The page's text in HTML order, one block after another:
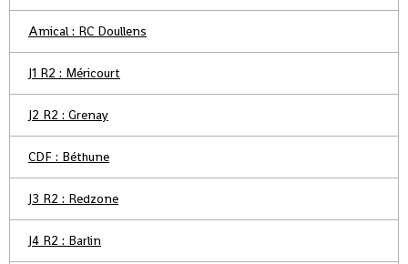
Amical : RC Doullens
J1 R2 : Méricourt
J2 R2 : Grenay
CDF : Béthune
J3 R2 : Redzone
J4 R2 : Barlin